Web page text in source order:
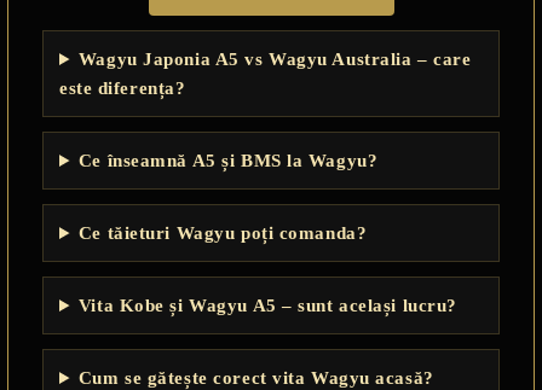
Wagyu Japonia A5 vs Wagyu Australia – care
este diferența?
Ce înseamnă A5 și BMS la Wagyu?
Ce tăieturi Wagyu poți comanda?
Vita Kobe și Wagyu A5 – sunt același lucru?
Cum se gătește corect vita Wagyu acasă?